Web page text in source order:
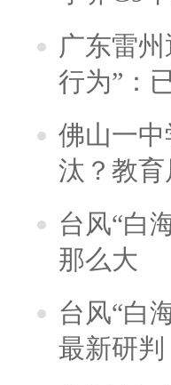
广东雷
行为”：
佛山一
汰？教
台风“白
那么大
台风“白
最新研判